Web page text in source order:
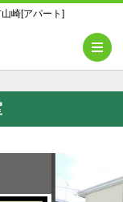
崎[アパート]